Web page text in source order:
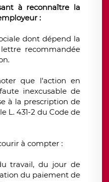
à reconnaître la
:
dont dépend la
recommandée
que l'action en
inexcusable de
à la prescription de
L. 431-2 du Code de
à compter :
travail, du jour de
du paiement de